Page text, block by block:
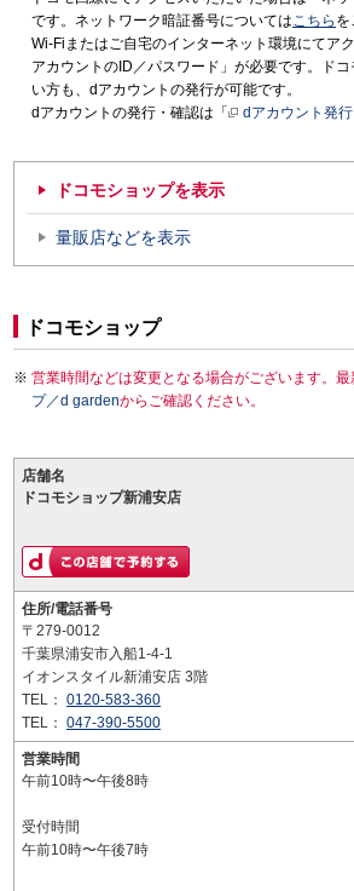
です。ネットワーク暗証番号についてはこちら を
Wi-Fiまたはご自宅のインターネット環境にてア
アカウントのID／パスワード」が必要です。ド
い方も、dアカウントの発行が可能です。
dアカウントの発行・確認は「
dアカウント発行
ドコモショップを表示
量販店などを表示
ドコモショップ
営業時間などは変更となる場合がございます。最
プ／d gardenからご確認ください。
店舗名
ドコモショップ新浦安店
住所/電話番号
〒279-0012
千葉県浦安市入船1-4-1
イオンスタイル新浦安店 3階
TEL： 0120-583-360
TEL： 047-390-5500
営業時間
午前10時〜午後8時
受付時間
午前10時〜午後7時